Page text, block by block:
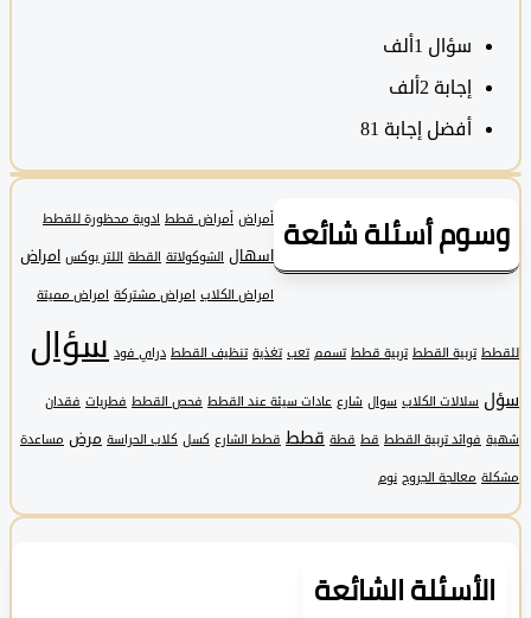
سؤال1ألف
‫إجابة 2ألف
أفضل إجابة 81
أسئلة شائعة أمراض قطط ادوية محظورة للقطط
اسهال الشوكولاتة القطة اللتر بوكس امراض
امراض الكلاب امراض مشتركة امراض مميتة
تربية القطط تربية قطط تسمم تعب تغذية تنظيف القطط دراي فود سؤال
سلالات الكلاب سوال شارع عادات سيئة عند القطط فحص القطط فطريات فقدان
فوائد تربية القطط قط قطة قطط قطط الشارع كسل كلاب الحراسة مرض مساعدة
معالجة الجروح نوم
الشائعة